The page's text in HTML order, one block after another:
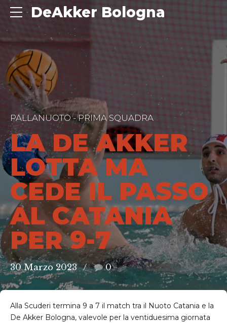
DeAkker Bologna
PALLANUOTO - PRIMA SQUADRA
LA DE AKKER
LOTTA MA
CEDE IL PASSO
AL CATANIA
PER 9-7
30 Marzo 2023 0
Alla Scuderi termina 9 a 7 il match tra il Nuoto Catania e la
De Akker Bologna, valevole per la ventiduesima giornata